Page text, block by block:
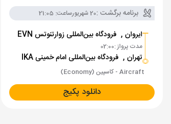
برنامه برگشت :20 شهریور ساعت: 21:05
ایروان , فرودگاه بین‌المللی زوارتنوتس EVN
مدت پرواز :02:00
تهران , فرودگاه بین‌المللی امام خمینی IKA
Aircraft - کاسپین (Economy)
دانلود پکیج